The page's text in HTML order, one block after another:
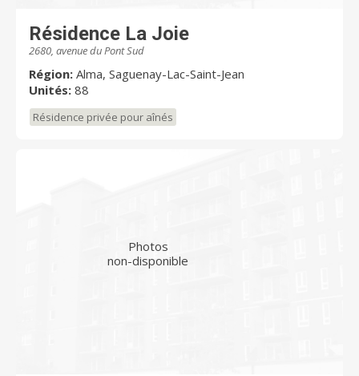
Résidence La Joie
2680, avenue du Pont Sud
Région: Alma, Saguenay-Lac-Saint-Jean
Unités: 88
Résidence privée pour aînés
Photos
non-disponible